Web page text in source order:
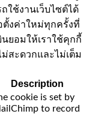
ใช้งานเว็บไซต์ได้
ตั้งค่าใหม่ทุกครั้งที่
ยอมให้เราใช้คุกกี้
สะดวกและไม่เต็ม
Description
cookie is set by
to record